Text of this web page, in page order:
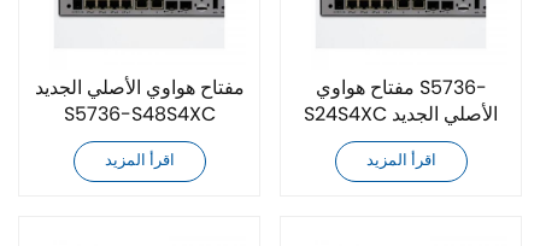
مفتاح هواوي الأصلي الجديد
S5736-S48S4XC
اقرأ المزيد
مفتاح هواوي S5736-
S24S4XC الأصلي الجديد
تمامًا
اقرأ المزيد